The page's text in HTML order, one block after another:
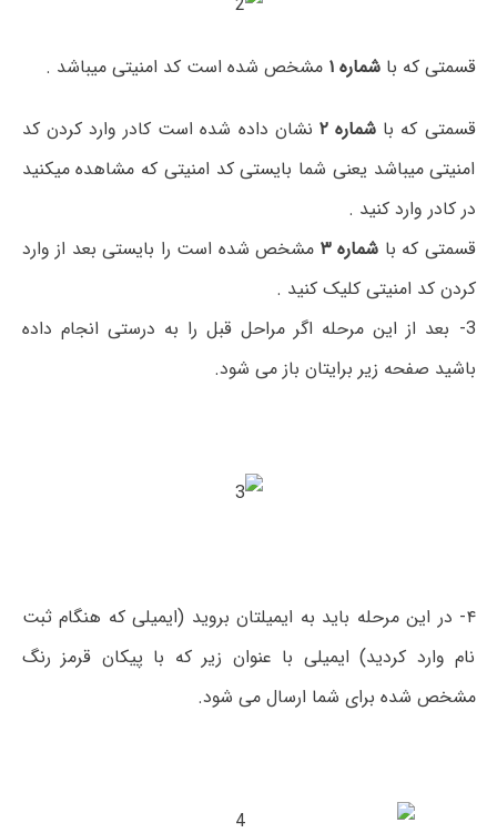
قسمتی که باشماره ۱ مشخص شده است کد امنیتی میباشد .
قسمتی که با شماره ۲ نشان داده شده است کادر وارد کردن کد
امنیتی میباشد یعنی شما بایستی کد امنیتی که مشاهده میکنید
در کادر وارد کنید .
قسمتی که با شماره ۳
مشخص شده است را بایستی بعد از وارد
کردن کد امنیتی کلیک کنید .
3- بعد از این مرحله اگر مراحل قبل را به درستی انجام داده
باشید صفحه زیر برایتان باز می شود.
۴- در این مرحله باید به ایمیلتان بروید (ایمیلی که هنگام ثبت
نام وارد کردید) ایمیلی با عنوان زیر که با پیکان قرمز رنگ
مشخص شده برای شما ارسال می شود.